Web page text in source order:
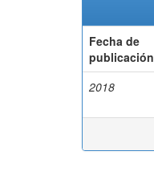
Fecha de
publicación
2018